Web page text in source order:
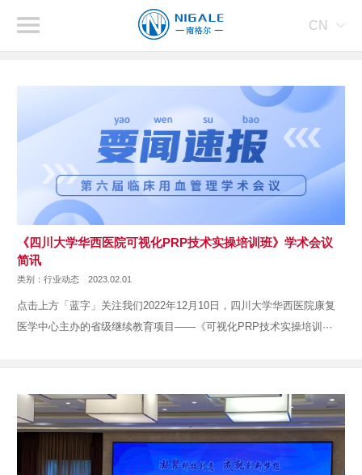
CN
《四川大学华西医院可视化PRP技术实操培训班》学术会议
简讯
类别：行业动态 2023.02.01
点击上方「蓝字」关注我们2022年12月10日，四川大学华西医院康复
医学中心主办的省级继续教育项目——《可视化PRP技术实操培训···